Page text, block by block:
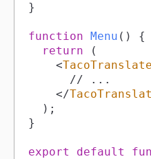
}
function Menu ( )
{
return
(
<TacoTranslate
</
) ;
}
export default